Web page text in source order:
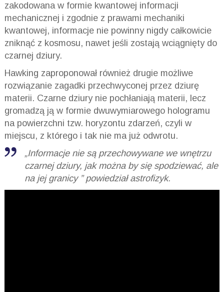
zakodowana w formie kwantowej informacji
mechanicznej i zgodnie z prawami mechaniki
kwantowej, informacje nie powinny nigdy całkowicie
zniknąć z kosmosu, nawet jeśli zostają wciągnięty do
czarnej dziury.
Hawking zaproponował również drugie możliwe
rozwiązanie zagadki przechwyconej przez dziurę
materii. Czarne dziury nie pochłaniają materii, lecz
gromadzą ją w formie dwuwymiarowego hologramu
na powierzchni tzw. horyzontu zdarzeń, czyli w
miejscu, z którego i tak nie ma już odwrotu.
„Informacje nie są przechowywane we wnętrzu
czarnej dziury, jak można by się spodziewać, ale
na jej granicy ” powiedział astrofizyk.